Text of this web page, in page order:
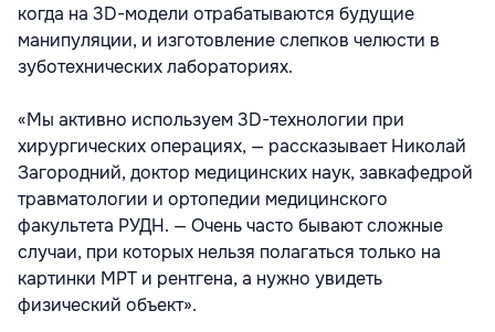
когда на 3D-модели отрабатываются будущие
манипуляции, и изготовление слепков челюсти в
зуботехнических лабораториях.
«Мы активно используем 3D-технологии при
хирургических операциях, — рассказывает Николай
Загородний, доктор медицинских наук, завкафедрой
травматологии и ортопедии медицинского
факультета РУДН. — Очень часто бывают сложные
случаи, при которых нельзя полагаться только на
картинки МРТ и рентгена, а нужно увидеть
физический объект».